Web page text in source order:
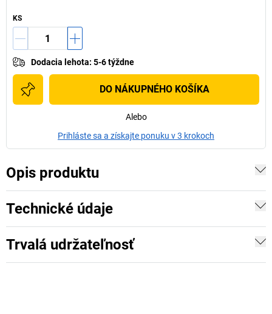
KS
Dodacia lehota: 5-6 týždne
DO NÁKUPNÉHO KOŠÍKA
Alebo
Prihláste sa a získajte ponuku v 3 krokoch
Opis produktu
Technické údaje
Trvalá udržateľnosť